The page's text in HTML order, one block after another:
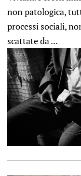
non patologica,
processi sociali,
scattate da ...